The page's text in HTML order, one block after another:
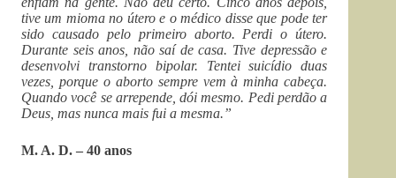
tive um mioma no útero e o médico disse que pode ter
sido causado pelo primeiro aborto. Perdi o útero.
Durante seis anos, não saí de casa. Tive depressão e
desenvolvi transtorno bipolar. Tentei suicídio duas
vezes, porque o aborto sempre vem à minha cabeça.
Quando você se arrepende, dói mesmo. Pedi perdão a
Deus, mas nunca mais fui a mesma.”
M. A. D. – 40 anos